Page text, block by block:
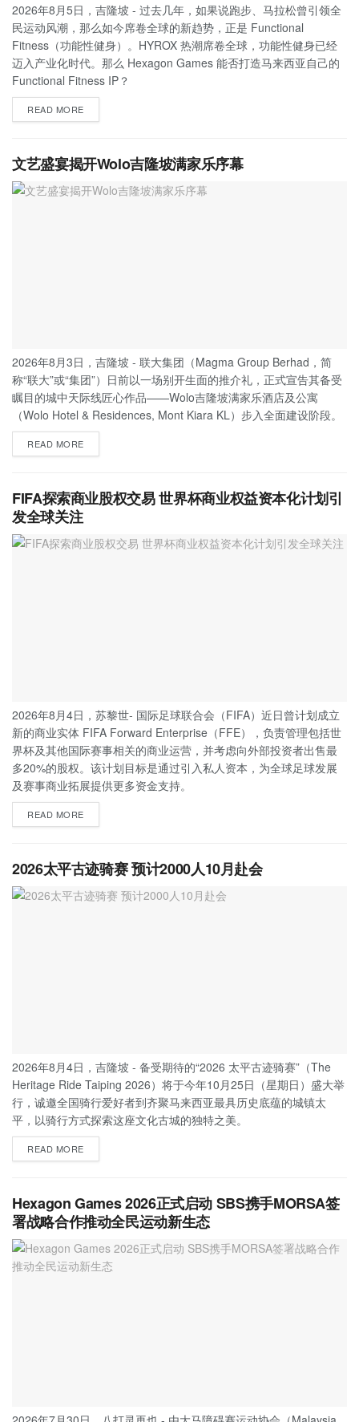
2026年8月5日，吉隆坡 - 过去几年，如果说跑步、马拉松曾引领全
民运动风潮，那么如今席卷全球的新趋势，正是 Functional
Fitness（功能性健身）。HYROX 热潮席卷全球，功能性健身已经
迈入产业化时代。那么 Hexagon Games 能否打造马来西亚自己的
Functional Fitness IP？
READ MORE
文艺盛宴揭开Wolo吉隆坡满家乐序幕
2026年8月3日，吉隆坡 - 联大集团（Magma Group Berhad，简
称“联大”或“集团”）日前以一场别开生面的推介礼，正式宣告其备受
瞩目的城中天际线匠心作品——Wolo吉隆坡满家乐酒店及公寓
（Wolo Hotel & Residences, Mont Kiara KL）步入全面建设阶段。
READ MORE
FIFA探索商业股权交易 世界杯商业权益资本化计划引
发全球关注
2026年8月4日，苏黎世- 国际足球联合会（FIFA）近日曾计划成立
新的商业实体 FIFA Forward Enterprise（FFE），负责管理包括世
界杯及其他国际赛事相关的商业运营，并考虑向外部投资者出售最
多20%的股权。该计划目标是通过引入私人资本，为全球足球发展
及赛事商业拓展提供更多资金支持。
READ MORE
2026太平古迹骑赛 预计2000人10月赴会
2026年8月4日，吉隆坡 - 备受期待的“2026 太平古迹骑赛”（The
Heritage Ride Taiping 2026）将于今年10月25日（星期日）盛大举
行，诚邀全国骑行爱好者到齐聚马来西亚最具历史底蕴的城镇太
平，以骑行方式探索这座文化古城的独特之美。
READ MORE
Hexagon Games 2026正式启动 SBS携手MORSA签
署战略合作推动全民运动新生态